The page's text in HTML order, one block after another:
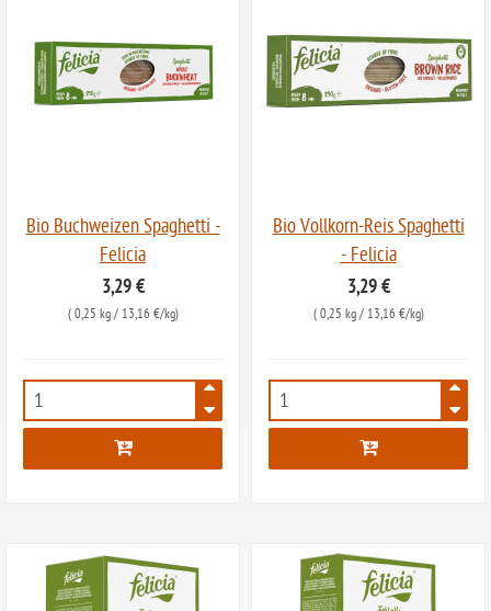
Bio Buchweizen Spaghetti -
Felicia
3,29 €
( 0,25 kg/ 13,16 €/kg)
2783
Bio Vollkorn-Reis Spaghetti
- Felicia
3,29 €
( 0,25 kg/ 13,16 €/kg)
2868